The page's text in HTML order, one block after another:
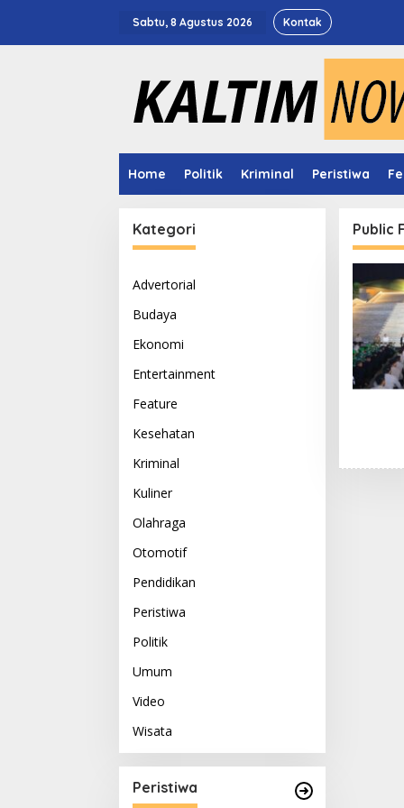
Sabtu, 8 Agustus 2026 Kontak
Home Politik Kriminal Peristiwa
Kategori
Advertorial
Budaya
Ekonomi
Entertainment
Feature
Kesehatan
Kriminal
Kuliner
Olahraga
Otomotif
Pendidikan
Peristiwa
Politik
Umum
Video
Wisata
Peristiwa
Public